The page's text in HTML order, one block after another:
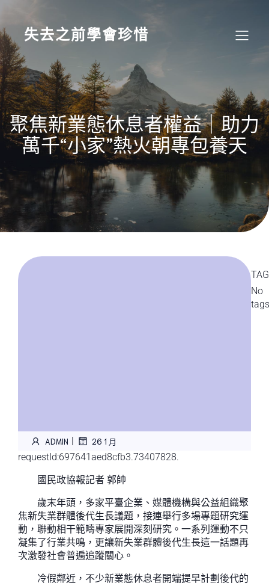
content
失去之前學會珍惜
聚焦新業態休息者權益｜助力
萬千“小家”熱火朝專包養天
ADMIN | 26 1 月
requestId:697641aed8cfb3.73407828.
國民政協報記者 郭帥
歲末年頭，多家平臺企業、媒體機構與公益組織聚
焦新失業群體後代生長議題，接連舉行多場專題研究運
動，聯動相干範疇專家展開深刻研究。一系列運動不只
凝集了行業共鳴，更讓新失業群體後代生長這一話題再
次激發社會普遍追蹤關心。
冷假鄰近，不少新業態休息者開端提早計劃後代的
No
tags